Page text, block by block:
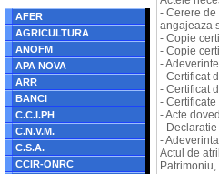
AFER
AGRICULTURA
ANOFM
APA NOVA
ARR
BANCI
C.C.I.PH
C.N.V.M.
C.S.A.
CCIR-ONRC
- Cerere
angajeaza
- Copie
- Copie
-
- Certificat
- Certificat
-
- Acte
-
-
Actul de